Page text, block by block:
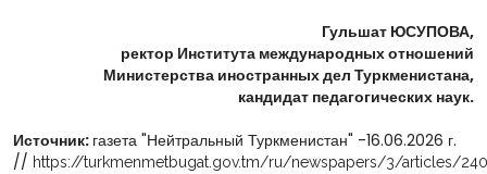
Гульшат ЮСУПОВА,
ректор Института международных отношений
Министерства иностранных дел Туркменистана,
кандидат педагогических наук.
Источник: газета "Нейтральный Туркменистан" -16.06.2026 г.
// https://turkmenmetbugat.gov.tm/ru/newspapers/3/articles/